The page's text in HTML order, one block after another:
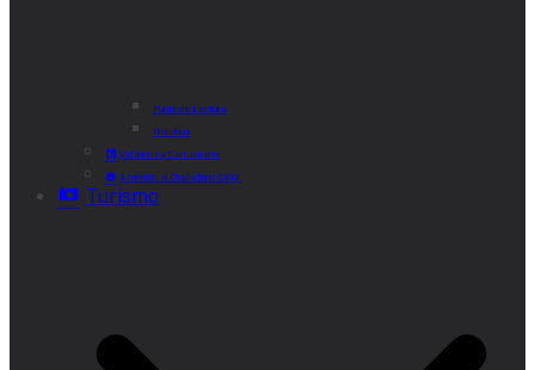
Punto de Lectura
Bibliobús
Velatorio y Cementerio
Atención al Ciudadano CAM
Turismo